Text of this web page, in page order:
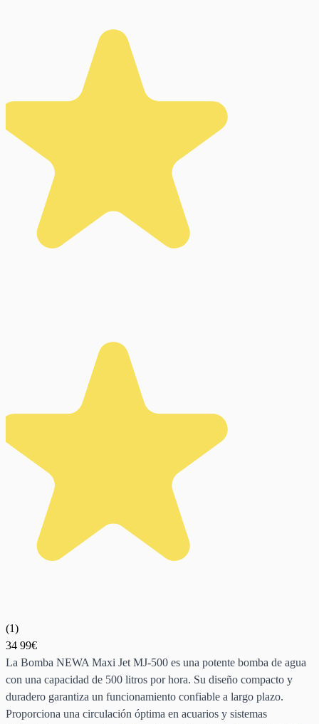
(1)
34 99€
La Bomba NEWA Maxi Jet MJ-500 es una potente bomba de agua
con una capacidad de 500 litros por hora. Su diseño compacto y
duradero garantiza un funcionamiento confiable a largo plazo.
Proporciona una circulación óptima en acuarios y sistemas